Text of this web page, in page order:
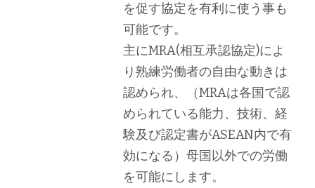
を促す協定を有利に使う事も
可能です。
主にMRA(相互承認協定)によ
り熟練労働者の自由な動きは
認められ、（MRAは各国で認
められている能力、技術、経
験及び認定書がASEAN内で有
効になる）母国以外での労働
を可能にします。